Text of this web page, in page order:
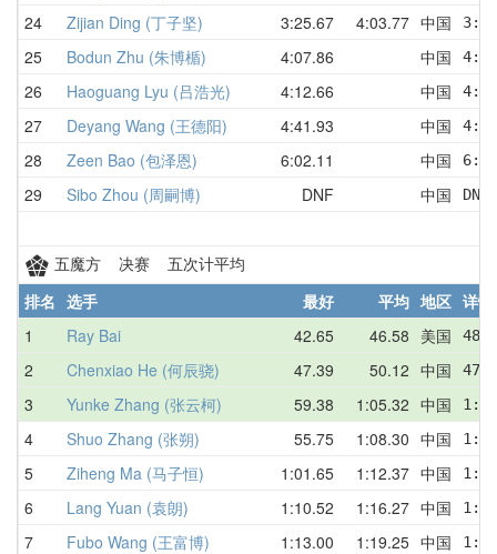
24 Zijian Ding (丁子坚) 3:25.67 4:03.77 中国
25 Bodun Zhu (朱博楯) 4:07.86 中国
26 Haoguang Lyu (吕浩光) 4:12.66 中国
27 Deyang Wang (王德阳) 4:41.93 中国
28 Zeen Bao (包泽恩) 6:02.11 中国
29 Sibo Zhou (周嗣博) DNF 中国 DNF
五魔方 决赛 五次计平均
排名 选手 最好 平均 地区 详情
1
Ray Bai 42.65 46.58 美国
2 Chenxiao He (何辰骁) 47.39 50.12 中国
3 Yunke Zhang (张云柯) 59.38 1:05.32 中国
4 Shuo Zhang (张朔) 55.75 1:08.30 中国
5 Ziheng Ma (马子恒) 1:01.65 1:12.37 中国
6 Lang Yuan (袁朗) 1:10.52 1:16.27 中国
7 Fubo Wang (王富博) 1:13.00 1:19.25 中国